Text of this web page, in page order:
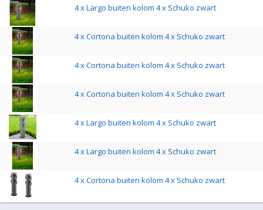
4 x Largo buiten kolom 4 x Schuko zwart
4 x Cortona buiten kolom 4 x Schuko zwart
4 x Cortona buiten kolom 4 x Schuko zwart
4 x Cortona buiten kolom 4 x Schuko zwart
4 x Largo buiten kolom 4 x Schuko zwart
4 x Largo buiten kolom 4 x Schuko zwart
4 x Cortona buiten kolom 4 x Schuko zwart